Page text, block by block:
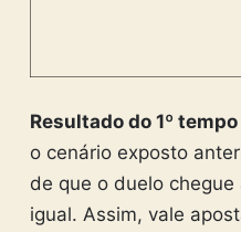
Resultado do 1º
o cenário exposto
de que o duelo
igual. Assim, vale